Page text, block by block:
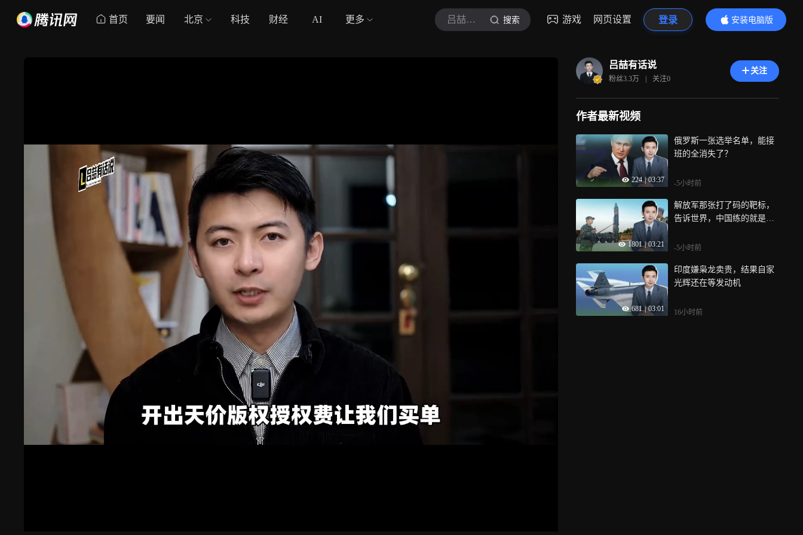
首页 要闻 北京 科技 财经 AI 更多 吕喆有话说 搜索 游戏 网页设置 登录
安装电脑版
内容更精彩
吕喆有话说
粉丝3.3万 | 关注0
关注
作者最新视频
224 | 03:37
俄罗斯一张选举名单，能接
班的全消失了？
-5小时前
1801 | 03:21
解放军那张打了码的靶标，
告诉世界，中国练的就是打
-5小时前
681 | 03:01
印度嫌枭龙卖贵，结果自家
光辉还在等发动机
16小时前